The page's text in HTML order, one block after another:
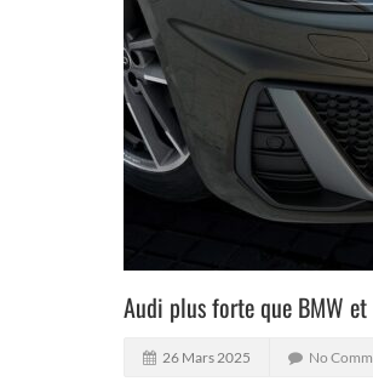
Audi plus forte que BMW
26 Mars 2025 No